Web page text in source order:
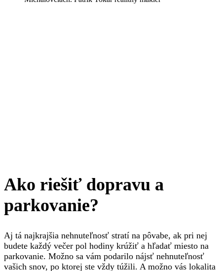
Ako riešiť dopravu a
parkovanie?
Aj tá najkrajšia nehnuteľnosť stratí na pôvabe, ak pri nej
budete každý večer pol hodiny krúžiť a hľadať miesto na
parkovanie. Možno sa vám podarilo nájsť nehnuteľnosť
vašich snov, po ktorej ste vždy túžili. A možno vás lokalita